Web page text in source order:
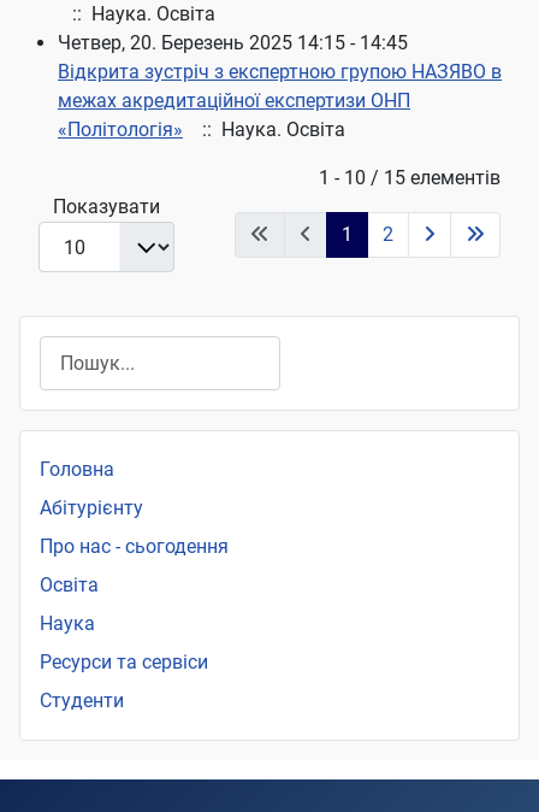
:: Наука. Освіта
Четвер, 20. Березень 2025 14:15 - 14:45
Відкрита зустріч з експертною групою НАЗЯВО в
межах акредитаційної експертизи ОНП
«Політологія»
:: Наука. Освіта
1 - 10 / 15 елементів
Показувати
1
2
Головна
Абітурієнту
Про нас - сьогодення
Освіта
Наука
Ресурси та сервіси
Студенти